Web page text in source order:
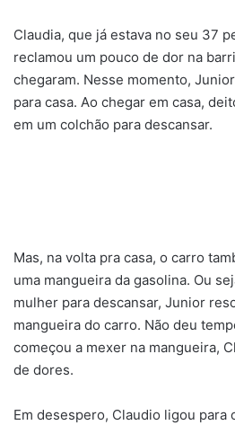
Claudia, que já estava no seu 37
reclamou um pouco de dor na
chegaram. Nesse momento,
para casa. Ao chegar em casa,
em um colchão para descansar.
Mas, na volta pra casa, o carro
uma mangueira da gasolina. Ou
mulher para descansar, Junior
mangueira do carro. Não deu
começou a mexer na mangueira,
de dores.
Em desespero, Claudio ligou para